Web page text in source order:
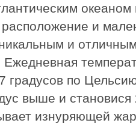
океаном
и
и
Ежедневная
градусов по
выше и становися
изнуряющей